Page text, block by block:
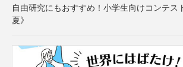
自由研究にもおすすめ！小学生向けコンテス
夏》